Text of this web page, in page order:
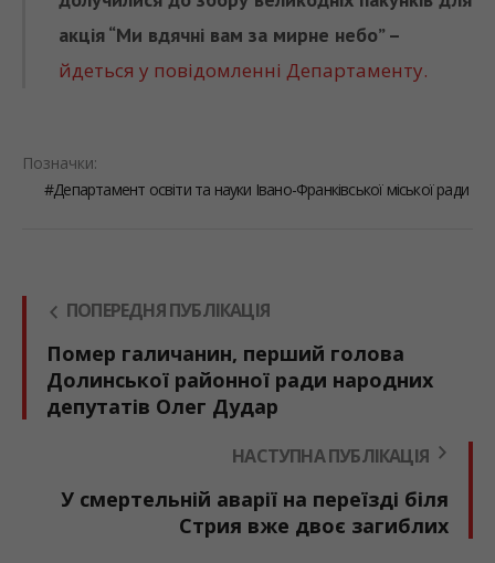
акція “Ми вдячні вам за мирне небо” –
йдеться у повідомленні Департаменту.
Позначки:
Департамент освіти та науки Івано-Франківської міської ради
ПОПЕРЕДНЯ ПУБЛІКАЦІЯ
Помер галичанин, перший голова
Долинської районної ради народних
депутатів Олег Дудар
НАСТУПНА ПУБЛІКАЦІЯ
У смертельній аварії на переїзді біля
Стрия вже двоє загиблих